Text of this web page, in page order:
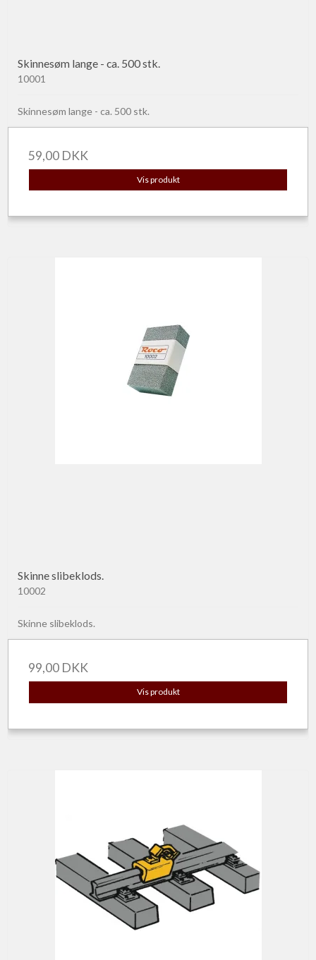
Skinnesøm lange - ca. 500 stk.
10001
Skinnesøm lange - ca. 500 stk.
59,00 DKK
Vis produkt
Skinne slibeklods.
10002
Skinne slibeklods.
99,00 DKK
Vis produkt